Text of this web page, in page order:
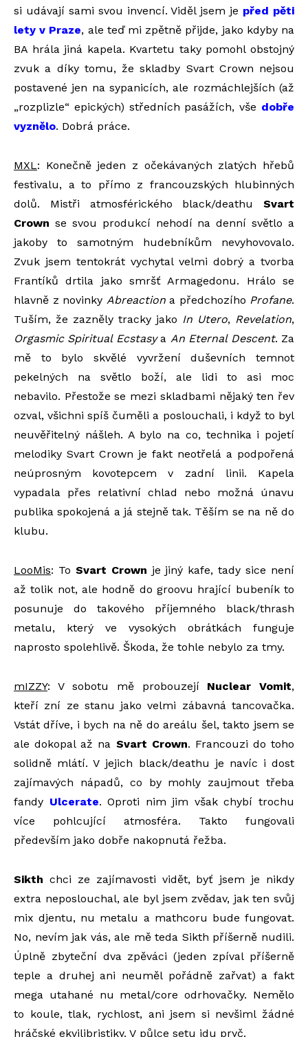
si udávají sami svou invencí. Viděl jsem je před pěti
lety v Praze, ale teď mi zpětně přijde, jako kdyby na
BA hrála jiná kapela. Kvartetu taky pomohl obstojný
zvuk a díky tomu, že skladby Svart Crown nejsou
postavené jen na sypanicích, ale rozmáchlejších (až
„rozplizle“ epických) středních pasážích, vše dobře
vyznělo. Dobrá práce.
MXL: Konečně jeden z očekávaných zlatých hřebů
festivalu, a to přímo z francouzských hlubinných
dolů. Mistři atmosférického black/deathu Svart
Crown se svou produkcí nehodí na denní světlo a
jakoby to samotným hudebníkům nevyhovovalo.
Zvuk jsem tentokrát vychytal velmi dobrý a tvorba
Frantíků drtila jako smršť Armagedonu. Hrálo se
hlavně z novinky Abreactiona předchozího Profane.
Tuším, že zazněly tracky jako In Utero, Revelation,
Orgasmic Spiritual Ecstasya An Eternal Descent. Za
mě to bylo skvělé vyvržení duševních temnot
pekelných na světlo boží, ale lidi to asi moc
nebavilo. Přestože se mezi skladbami nějaký ten řev
ozval, všichni spíš čuměli a poslouchali, i když to byl
neuvěřitelný nášleh. A bylo na co, technika i pojetí
melodiky Svart Crown je fakt neotřelá a podpořená
neúprosným kovotepcem v zadní linii. Kapela
vypadala přes relativní chlad nebo možná únavu
publika spokojená a já stejně tak. Těším se na ně do
klubu.
LooMis: To Svart Crown je jiný kafe, tady sice není
až tolik not, ale hodně do groovu hrající bubeník to
posunuje do takového příjemného black/thrash
metalu, který ve vysokých obrátkách funguje
naprosto spolehlivě. Škoda, že tohle nebylo za tmy.
mIZZY: V sobotu mě probouzejí Nuclear Vomit,
kteří zní ze stanu jako velmi zábavná tancovačka.
Vstát dříve, i bych na ně do areálu šel, takto jsem se
ale dokopal až na Svart Crown. Francouzi do toho
solidně mlátí. V jejich black/deathu je navíc i dost
zajímavých nápadů, co by mohly zaujmout třeba
fandy Ulcerate. Oproti nim jim však chybí trochu
více pohlcující atmosféra. Takto fungovali
především jako dobře nakopnutá řežba.
Sikth chci ze zajímavosti vidět, byť jsem je nikdy
extra neposlouchal, ale byl jsem zvědav, jak ten svůj
mix djentu, nu metalu a mathcoru bude fungovat.
No, nevím jak vás, ale mě teda Sikth příšerně nudili.
Úplně zbyteční dva zpěváci (jeden zpíval příšerně
teple a druhej ani neuměl pořádně zařvat) a fakt
mega utahané nu metal/core odrhovačky. Nemělo
to koule, tlak, rychlost, ani jsem si nevšiml žádné
hráčské ekvilibristiky. V půlce setu jdu pryč.